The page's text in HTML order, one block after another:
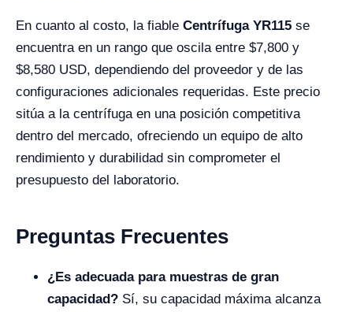
En cuanto al costo, la fiable Centrífuga YR115 se
encuentra en un rango que oscila entre $7,800 y
$8,580 USD, dependiendo del proveedor y de las
configuraciones adicionales requeridas. Este precio
sitúa a la centrífuga en una posición competitiva
dentro del mercado, ofreciendo un equipo de alto
rendimiento y durabilidad sin comprometer el
presupuesto del laboratorio.
Preguntas Frecuentes
¿Es adecuada para muestras de gran
capacidad? Sí, su capacidad máxima alcanza